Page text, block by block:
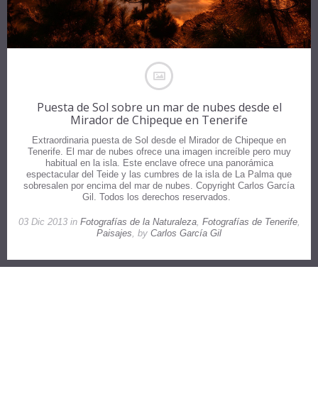
Puesta de Sol sobre un mar de nubes desde el
Mirador de Chipeque en Tenerife
Extraordinaria puesta de Sol desde el Mirador de Chipeque en
Tenerife. El mar de nubes ofrece una imagen increíble pero muy
habitual en la isla. Este enclave ofrece una panorámica
espectacular del Teide y las cumbres de la isla de La Palma que
sobresalen por encima del mar de nubes. Copyright Carlos García
Gil. Todos los derechos reservados.
03 Dic 2013 in Fotografías de la Naturaleza, Fotografías de Tenerife,
Paisajes , by Carlos García Gil